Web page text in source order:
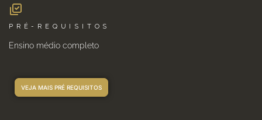
PRÉ-REQUISITOS
Ensino médio completo
VEJA MAIS PRÉ REQUISITOS